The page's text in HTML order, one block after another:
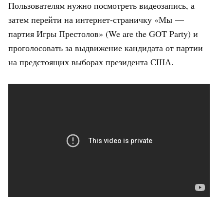
Пользователям нужно посмотреть видеозапись, а
затем перейти на интернет-страничку «Мы —
партия Игры Престолов» (We are the GOT Party) и
проголосовать за выдвижение кандидата от партии
на предстоящих выборах президента США.